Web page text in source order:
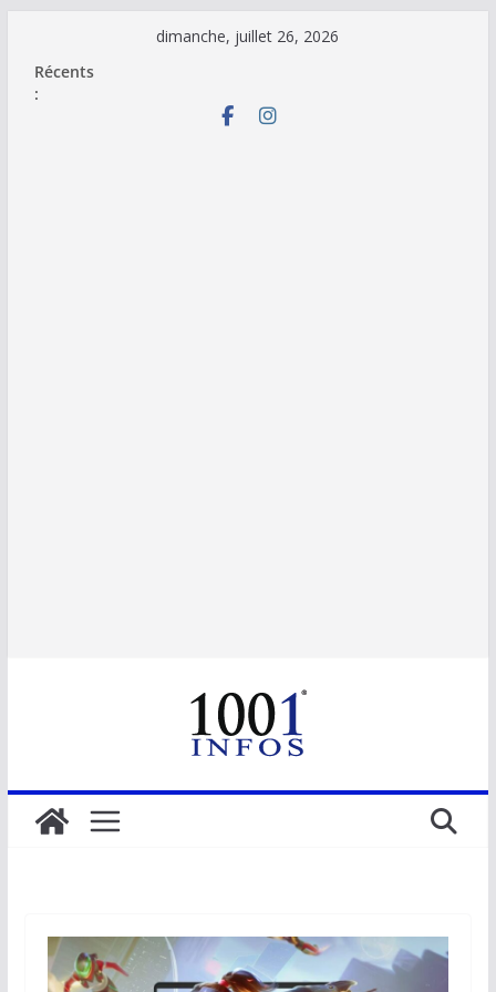
contenu
dimanche, juillet 26, 2026
Récents
: